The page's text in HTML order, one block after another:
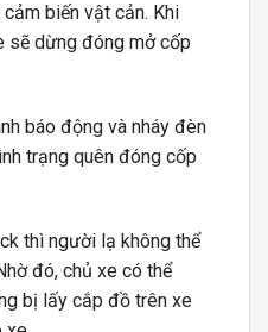
biến vật cản. Khi
sẽ dừng đóng mở cốp
báo động và nháy đèn
trạng quên đóng cốp
thì người lạ không thể
đó, chủ xe có thể
bị lấy cắp đồ trên xe